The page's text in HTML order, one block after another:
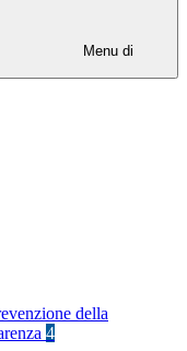
Menu di
della
4